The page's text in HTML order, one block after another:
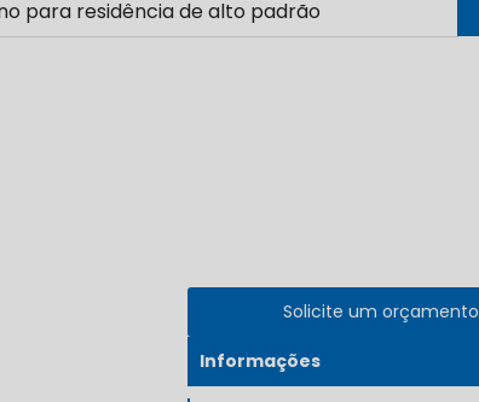
para residência de alto padrão
Solicite um orçamento
Informações